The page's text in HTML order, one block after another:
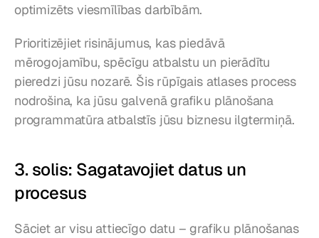
optimizēts viesmīlības darbībām.
Prioritizējiet risinājumus, kas piedāvā
mērogojamību, spēcīgu atbalstu un pierādītu
pieredzi jūsu nozarē. Šis rūpīgais atlases process
nodrošina, ka jūsu galvenā grafiku plānošana
programmatūra atbalstīs jūsu biznesu ilgtermiņā.
3. solis: Sagatavojiet datus un
procesus
Sāciet ar visu attiecīgo datu – grafiku plānošanas